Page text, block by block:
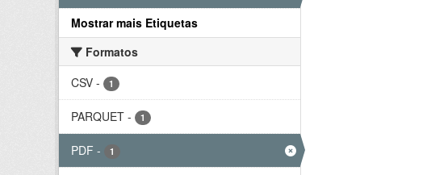
Mostrar mais Etiquetas
Formatos
CSV - 1
PARQUET - 1
PDF - 1